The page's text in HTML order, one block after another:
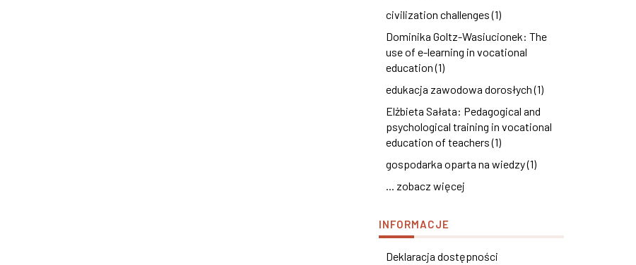
civilization challenges (1)
Dominika Goltz-Wasiucionek: The
use of e-learning in vocational
education (1)
edukacja zawodowa dorosłych (1)
Elżbieta Sałata: Pedagogical and
psychological training in vocational
education of teachers (1)
gospodarka oparta na wiedzy (1)
... zobacz więcej
INFORMACJE
Deklaracja dostępności